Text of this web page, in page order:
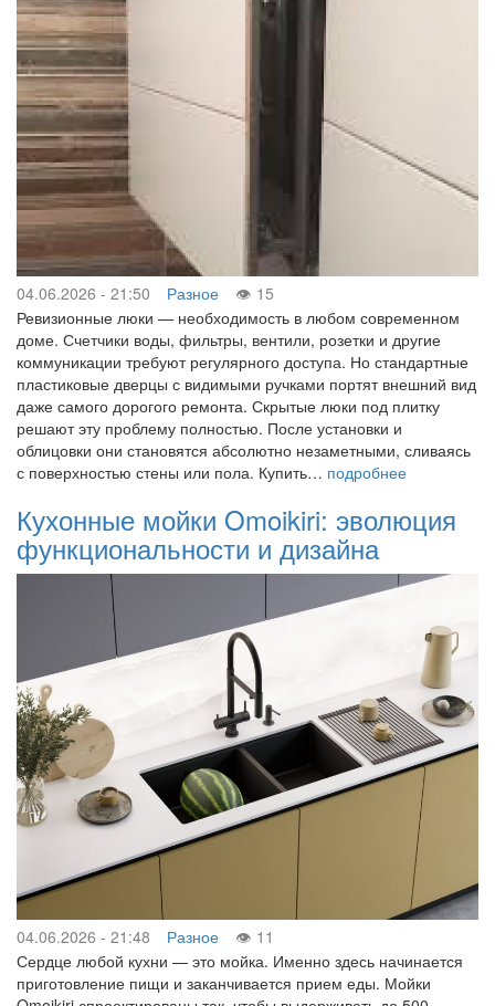
04.06.2026 - 21:50 Разное
15
Ревизионные люки — необходимость в любом современном
доме. Счетчики воды, фильтры, вентили, розетки и другие
коммуникации требуют регулярного доступа. Но стандартные
пластиковые дверцы с видимыми ручками портят внешний вид
даже самого дорогого ремонта. Скрытые люки под плитку
решают эту проблему полностью. После установки и
облицовки они становятся абсолютно незаметными, сливаясь
с поверхностью стены или пола. Купить… подробнее
Кухонные мойки Omoikiri: эволюция
функциональности и дизайна
04.06.2026 - 21:48 Разное
11
Сердце любой кухни — это мойка. Именно здесь начинается
приготовление пищи и заканчивается прием еды. Мойки